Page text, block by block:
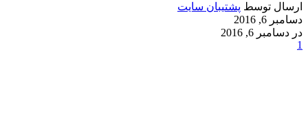
ارسال توسط پشتیبان سایت
دسامبر 6, 2016
در دسامبر 6, 2016
1